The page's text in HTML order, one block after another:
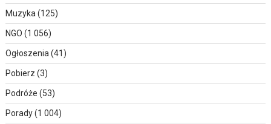
Muzyka(125)
NGO (1 056)
Ogłoszenia(41)
Pobierz (3)
Podróże (53)
Porady(1 004)